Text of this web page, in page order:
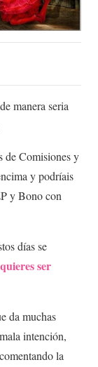
manera seria
de Comisiones y
y podríais
y Bono con
días se
ser
da muchas
intención,
la